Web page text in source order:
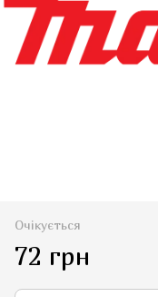
Очікується
72 грн